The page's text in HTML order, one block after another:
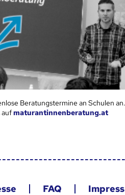
Beratungstermine an Schulen
aufmaturantinnenberatung.at
FAQ